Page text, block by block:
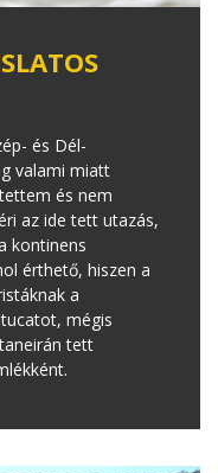
és Dél-
valami miatt
és nem
az ide tett utazás,
kontinens
érthető, hiszen a
a
mégis
tett